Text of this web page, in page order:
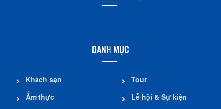
DANH MỤC
Khách sạn
Ẩm thực
Tour
Lễ hội & Sự kiện